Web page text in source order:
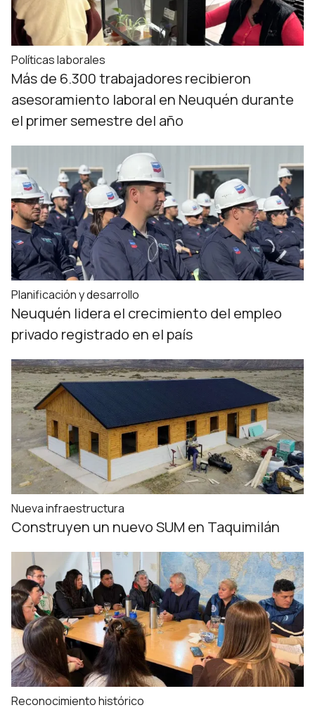
Políticas laborales
Más de 6.300 trabajadores recibieron
asesoramiento laboral en Neuquén durante
el primer semestre del año
Planificación y desarrollo
Neuquén lidera el crecimiento del empleo
privado registrado en el país
Nueva infraestructura
Construyen un nuevo SUM en Taquimilán
Reconocimiento histórico